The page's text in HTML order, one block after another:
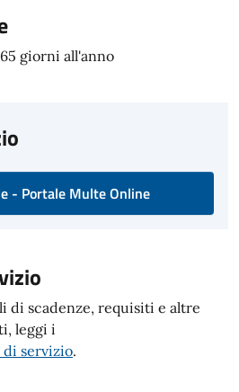
giorni all'anno
- Portale Multe Online
di scadenze, requisiti e altre
leggi i
servizio.